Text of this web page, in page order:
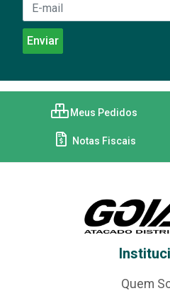
Meus Pedidos
Notas Fiscais
Quem